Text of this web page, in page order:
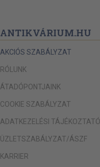
ANTIKVÁRIUM.HU
AKCIÓS SZABÁLYZAT
RÓLUNK
ÁTADÓPONTJAINK
COOKIE SZABÁLYZAT
ADATKEZELÉSI TÁJÉKOZTATÓ
ÜZLETSZABÁLYZAT/ÁSZF
KARRIER